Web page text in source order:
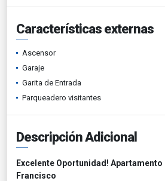
Características externas
Ascensor
Garaje
Garita de Entrada
Parqueadero visitantes
Descripción Adicional
Excelente Oportunidad! Apartamento
Francisco